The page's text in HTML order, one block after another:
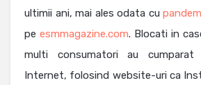
ultimii ani, mai ales odata cu
pe esmmagazine.com. Blocati in
multi consumatori au
Internet, folosind website-uri ca